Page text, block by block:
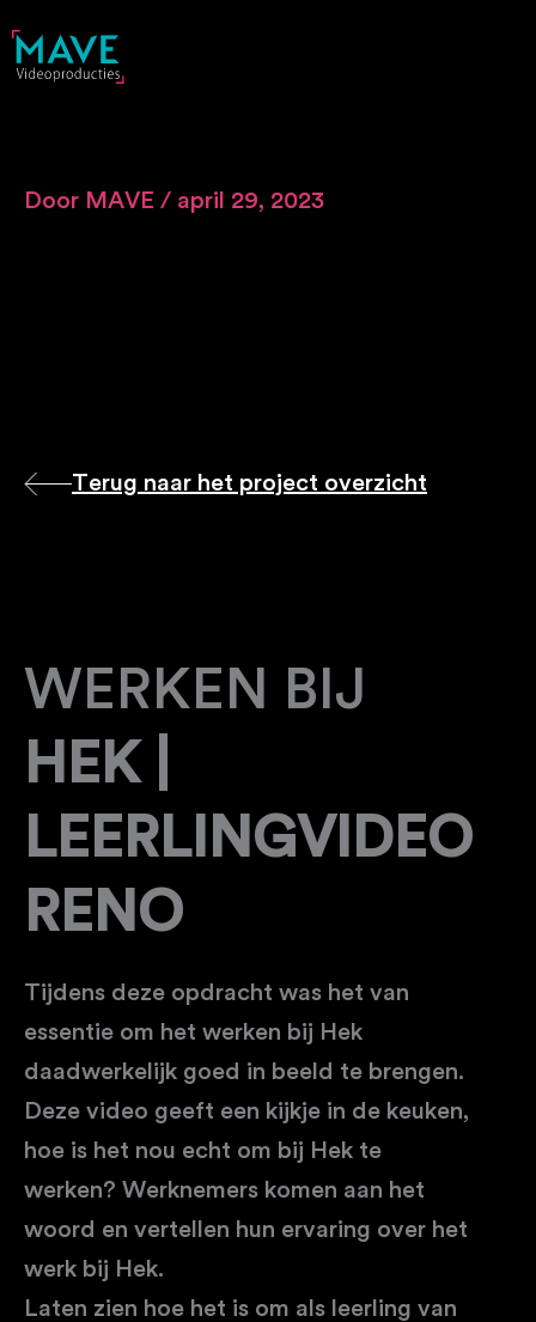
naar
Door MAVE / april 29, 2023
Terug naar het project overzicht
WERKEN BIJ
HEK |
LEERLINGVIDEO
RENO
Tijdens deze opdracht was het van
essentie om het werken bij Hek
daadwerkelijk goed in beeld te brengen.
Deze video geeft een kijkje in de keuken,
hoe is het nou echt om bij Hek te
werken? Werknemers komen aan het
woord en vertellen hun ervaring over het
werk bij Hek.
Laten zien hoe het is om als leerling van